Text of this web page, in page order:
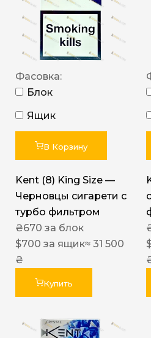
Фасовка:
Блок
Ящик
В Корзину
Kent (8) King Size —
Черновцы сигарети с
турбо фильтром
₴670 за блок
$700 за ящик≈ 31 500
₴
Купить